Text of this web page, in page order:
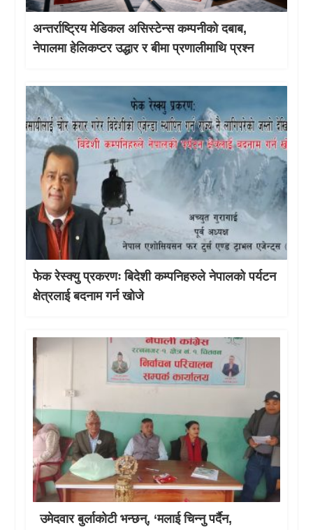
अन्तर्राष्ट्रिय मेडिकल असिस्टेन्स कम्पनीको दबाब,
नेपालमा हेलिकप्टर उद्धार र बीमा प्रणालीमाथि प्रश्न
फेक रेस्क्यु प्रकरणः बिदेशी कम्पनिहरुले नेपालको पर्यटन
क्षेत्रलाई बदनाम गर्न खोजे
उमेदवार बुर्लाकोटी भन्छन्, ‘मलाई चिन्नु पर्दैन,